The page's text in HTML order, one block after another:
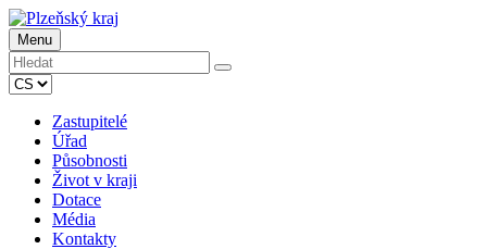
Menu
Zastupitelé
Úřad
Působnosti
Život v kraji
Dotace
Média
Kontakty